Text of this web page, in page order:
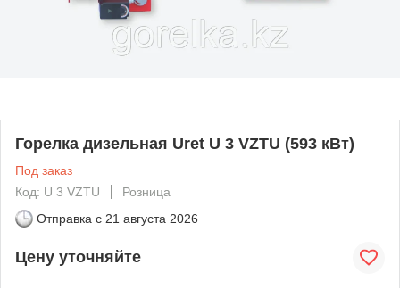
Горелка дизельная Uret U 3 VZTU (593 кВт)
Под заказ
Код: U 3 VZTU
Розница
Отправка с 21 августа 2026
Цену уточняйте